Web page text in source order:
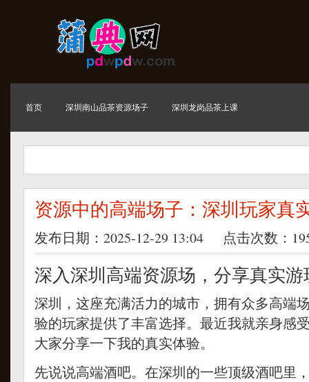
首页 深圳南山品茶资源场子 深圳龙岗品茶上课
资源中的高端场子：深圳玩家真
发布日期：2025-12-29 13:04 点击次数：
深入深圳高端资源场，分享真实游
深圳，这座充满活力的城市，拥有众多高端
验的玩家提供了丰富选择。最近我就亲身感
大家分享一下我的真实体验。
先说说高端酒吧。在深圳的一些顶级酒吧里